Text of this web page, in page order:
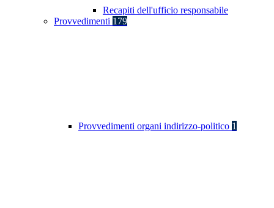
Recapiti dell'ufficio responsabile
Provvedimenti 179
Provvedimenti organi indirizzo-politico 1